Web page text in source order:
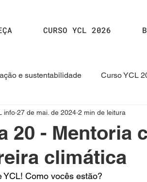
CURSO YCL 2026
e sustentabilidade Curso YCL
Curso 2024.2 Curso YCL 2024
20 - Mentoria
climática
info 27 de mai. de 2024 2 min de leitura
YCL! Como vocês estão?